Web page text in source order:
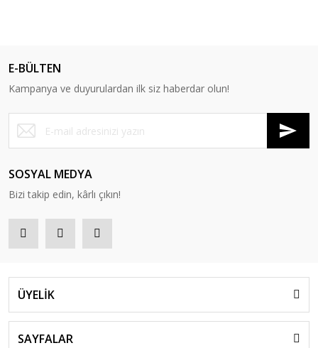
E-BÜLTEN
Kampanya ve duyurulardan ilk siz haberdar olun!
SOSYAL MEDYA
Bizi takip edin, kârlı çıkın!
ÜYELİK
SAYFALAR